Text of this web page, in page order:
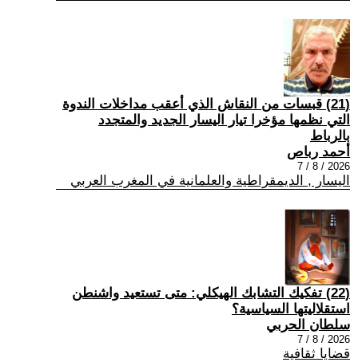
(21) قبسات من النقاش الذي أعقب مداخلات الندوة
التي نظمها مؤخرا تيار اليسار الجديد والمتجدد
بالرباط
أحمد رباص
2026 / 8 / 7
اليسار , الديمقراطية والعلمانية في المغرب العربي
(22) تفكيك التشابك الهيكلي: متى تستعيد واشنطن
استقلاليتها السياسية؟
سلطان الحربي
2026 / 8 / 7
قضايا ثقافية